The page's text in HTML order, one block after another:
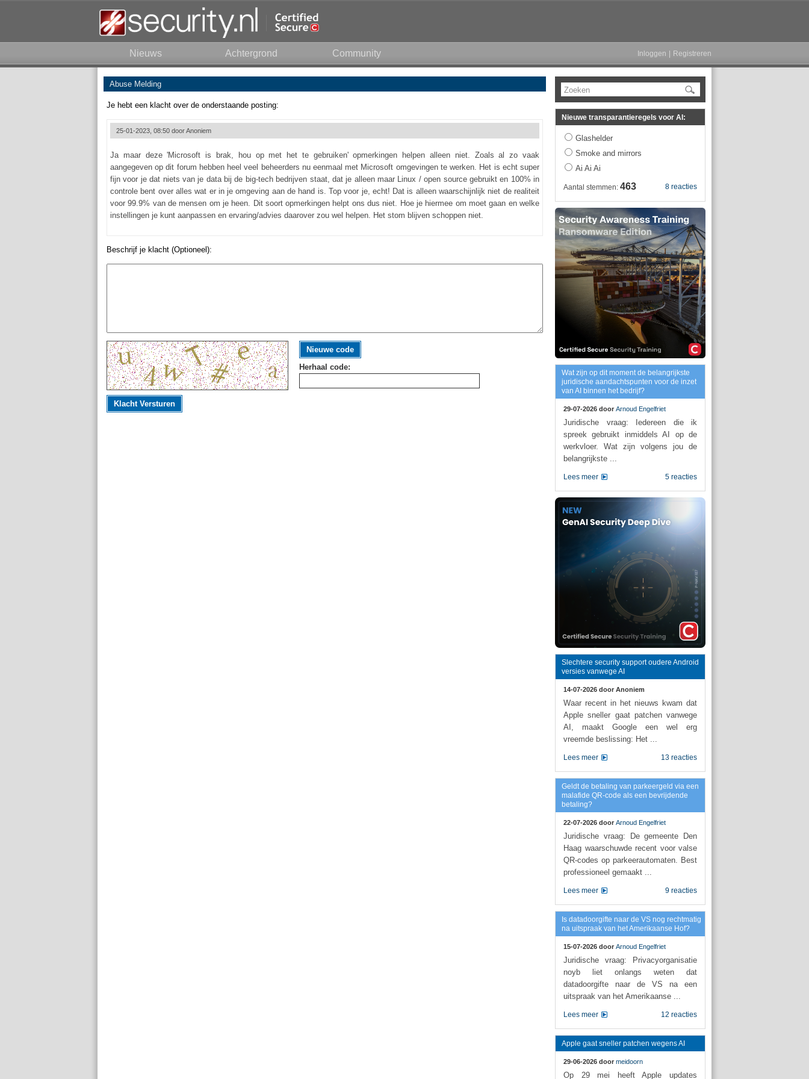
Nieuws Achtergrond Community Inloggen Registreren
Abuse Melding
Je hebt een klacht over de onderstaande posting:
25-01-2023, 08:50 doorAnoniem
Ja maar deze 'Microsoft is brak, hou op met het te gebruiken' opmerkingen helpen alleen niet. Zoals al zo vaak
aangegeven op dit forum hebben heel veel beheerders nu eenmaal met Microsoft omgevingen te werken. Het is echt super
fijn voor je dat niets van je data bij de big-tech bedrijven staat, dat je alleen maar Linux / open source gebruikt en 100% in
controle bent over alles wat er in je omgeving aan de hand is. Top voor je, echt! Dat is alleen waarschijnlijk niet de realiteit
voor 99.9% van de mensen om je heen. Dit soort opmerkingen helpt ons dus niet. Hoe je hiermee om moet gaan en welke
instellingen je kunt aanpassen en ervaring/advies daarover zou wel helpen. Het stom blijven schoppen niet.
Beschrijf je klacht (Optioneel):
Nieuwe code
Herhaal code:
Klacht Versturen
Zoeken
Nieuwe transparantieregels voor AI:
Glashelder
Smoke and mirrors
Ai Ai Ai
8 reacties
Aantal stemmen: 463
Wat zijn op dit moment de belangrijkste
juridische aandachtspunten voor de inzet
van AI binnen het bedrijf?
29-07-2026 door Arnoud Engelfriet
Juridische vraag: Iedereen die ik
spreek gebruikt inmiddels AI op de
werkvloer. Wat zijn volgens jou de
belangrijkste ...
5 reacties
Lees meer
Slechtere security support oudere Android
versies vanwege AI
14-07-2026 door Anoniem
Waar recent in het nieuws kwam dat
Apple sneller gaat patchen vanwege
AI, maakt Google een wel erg
vreemde beslissing: Het ...
13 reacties
Lees meer
Geldt de betaling van parkeergeld via een
malafide QR-code als een bevrijdende
betaling?
22-07-2026 door Arnoud Engelfriet
Juridische vraag: De gemeente Den
Haag waarschuwde recent voor valse
QR-codes op parkeerautomaten. Best
professioneel gemaakt ...
9 reacties
Lees meer
Is datadoorgifte naar de VS nog rechtmatig
na uitspraak van het Amerikaanse Hof?
15-07-2026 door Arnoud Engelfriet
Juridische vraag: Privacyorganisatie
noyb liet onlangs weten dat
datadoorgifte naar de VS na een
uitspraak van het Amerikaanse ...
12 reacties
Lees meer
Apple gaat sneller patchen wegens AI
29-06-2026 door meidoorn
Op 29 mei heeft Apple updates